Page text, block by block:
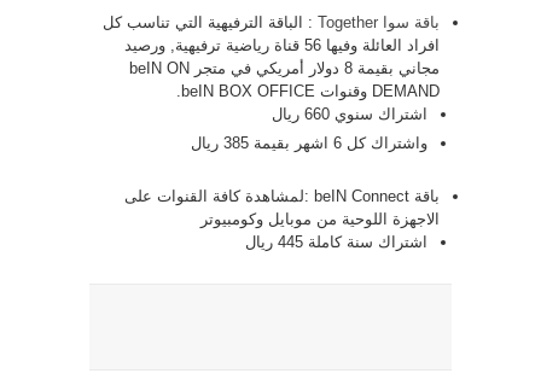
باقة سوا Together
: الباقة الترفيهية التي تناسب كل
افراد العائلة وفيها 56 قناة رياضية ترفيهية, ورصيد
مجاني بقيمة 8 دولار أمريكي في متجر beIN ON
DEMAND وقنوات beIN BOX OFFICE.
اشتراك سنوي 660 ريال
واشتراك كل 6 اشهر بقيمة 385 ريال
باقة beIN Connect :لمشاهدة كافة القنوات على
الاجهزة اللوحية من موبايل وكومبيوتر
اشتراك سنة كاملة 445 ريال